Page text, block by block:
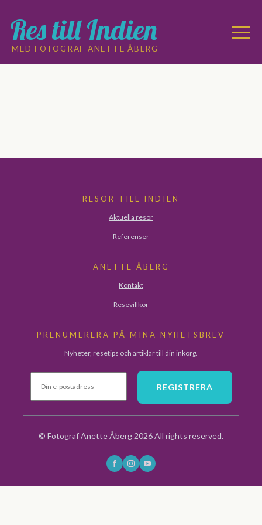
Res till Indien
MED FOTOGRAF ANETTE ÅBERG
RESOR TILL INDIEN
Aktuella resor
Referenser
ANETTE ÅBERG
Kontakt
Resevillkor
PRENUMERERA PÅ MINA NYHETSBREV
Nyheter, resetips och artiklar till din inkorg.
© Fotograf Anette Åberg 2026 All rights reserved.